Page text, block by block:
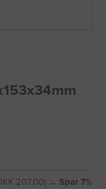
207,00) → Spar 7%